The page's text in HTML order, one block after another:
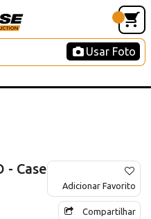
Usar Foto
- Case
Adicionar Favorito
Compartilhar